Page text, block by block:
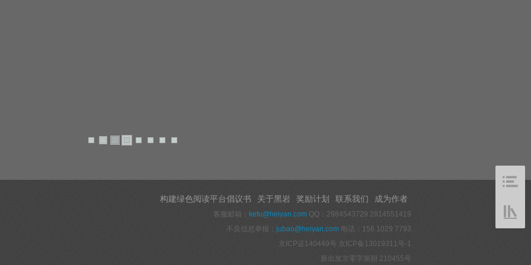
构建绿色阅读平台倡议书 关于黑岩 奖励计划 联系我们 成为作者
客服邮箱： kefu@heiyan.com QQ：2984543729 2814551419
不良信息举报： jubao@heiyan.com 电话：158 1029 7793
京ICP证140449号 京ICP备13019311号-1
新出发京零字第朝 210455号